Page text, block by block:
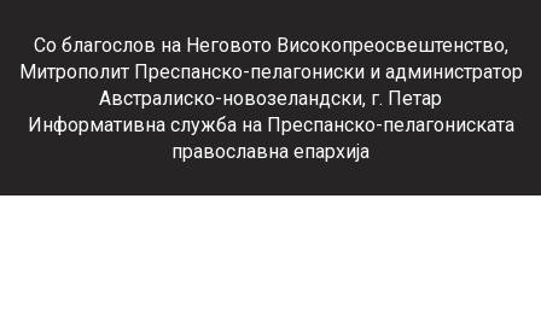
Со благослов на Неговото Високопреосвештенство,
Митрополит Преспанско-пелагониски и администратор
Австралиско-новозеландски, г. Петар
Информативна служба на Преспанско-пелагониската
православна епархија